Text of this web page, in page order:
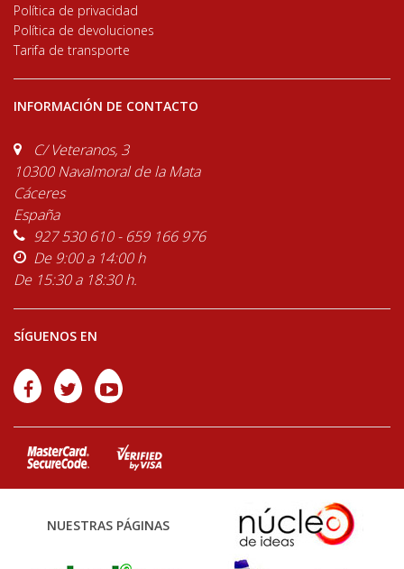
Política de privacidad
Política de devoluciones
Tarifa de transporte
INFORMACIÓN DE CONTACTO
C/ Veteranos, 3
10300 Navalmoral de la Mata
Cáceres
España
927 530 610 - 659 166 976
De 9:00 a 14:00 h
De 15:30 a 18:30 h.
SÍGUENOS EN
NUESTRAS PÁGINAS